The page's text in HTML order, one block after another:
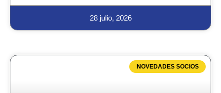
28 julio, 2026
NOVEDADES SOCIOS